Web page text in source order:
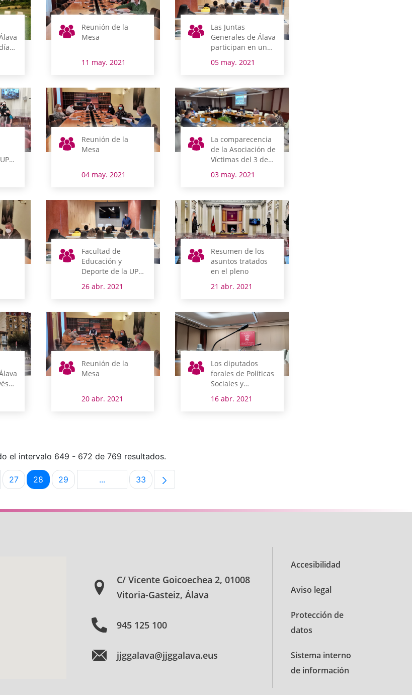
Reunión de la
Mesa
11 may. 2021
Las Juntas
Generales de Álava
participan en un
formación del
05 may. 2021
Reunión de la
Mesa
04 may. 2021
La comparecencia
de la Asociación de
Víctimas del 3 de
semana legislativa
03 may. 2021
Facultad de
Educación y
Deporte de la UPV-
26 abr. 2021
Resumen de los
asuntos tratados
en el pleno
21 abr. 2021
Reunión de la
Mesa
20 abr. 2021
Los diputados
forales de Políticas
Sociales y
Desarrollo
Económico,
16 abr. 2021
el intervalo 649 - 672 de 769 resultados.
intermedias Use TAB para desplazarse.
Página
27 Página
28 Página
29 ...Páginas intermedias Use TAB para desplazarse.
Página
33
C/ Vicente Goicoechea 2, 01008
Vitoria-Gasteiz, Álava
945 125 100
jjggalava@jjggalava.eus
Accesibilidad
Aviso legal
Protección de
datos
Sistema interno
de información